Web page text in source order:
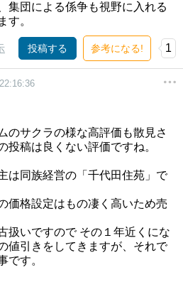
集団による係争も視野に入れる
す。
投稿する 参考になる! 1
のサクラの様な高評価も散見さ
投稿は良くない評価ですね。
は同族経営の「千代田住苑」で
価格設定はもの凄く高いため売
扱いですので その１年近くにな
値引きをしてきますが、それで
です。